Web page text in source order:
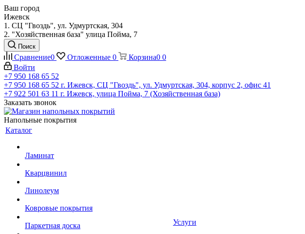
Ваш город
Ижевск
1. СЦ "Гвоздь", ул. Удмуртская, 304
2. "Хозяйственная база" улица Пойма, 7
Поиск
Сравнение0 Отложенные 0 Корзина0 0
Войти
+7 950 168 65 52
+7 950 168 65 52 г. Ижевск, СЦ "Гвоздь", ул. Удмуртская, 304, корпус 2, офис 41
+7 922 501 63 11 г. Ижевск, улица Пойма, 7 (Хозяйственная база)
Заказать звонок
Напольные покрытия
Каталог
Ламинат
Кварцвинил
Линолеум
Ковровые покрытия
Паркетная доска
Услуги